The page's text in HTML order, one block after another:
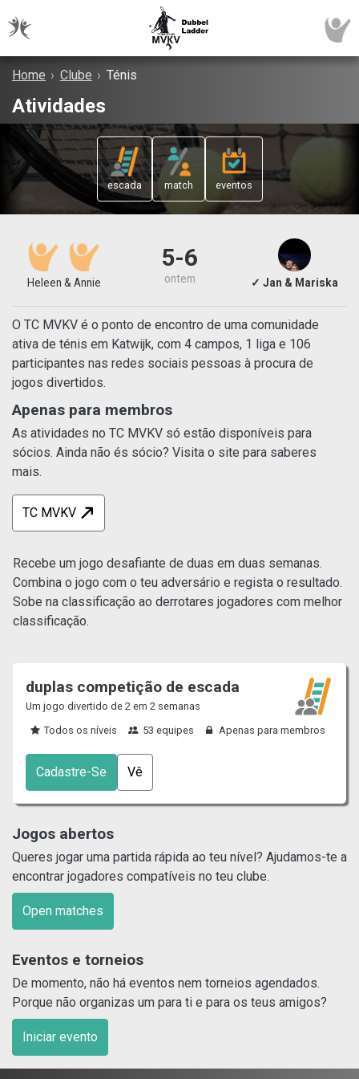
Home › Clube › Ténis
Atividades
escada match eventos
Heleen & Annie
5-6
ontem ✓ Jan & Mariska
O TC MVKV é o ponto de encontro de uma comunidade
ativa de ténis em Katwijk, com 4 campos, 1 liga e 106
participantes nas redes sociais pessoas à procura de
jogos divertidos.
Apenas para membros
As atividades no TC MVKV só estão disponíveis para
sócios. Ainda não és sócio? Visita o site para saberes
mais.
TC MVKV
Recebe um jogo desafiante de duas em duas semanas.
Combina o jogo com o teu adversário e regista o resultado.
Sobe na classificação ao derrotares jogadores com melhor
classificação.
duplas competição de escada
Um jogo divertido de 2 em 2 semanas
Todos os níveis
53 equipes Apenas para membros
Cadastre-Se Vê
Jogos abertos
Queres jogar uma partida rápida ao teu nível? Ajudamos-te a
encontrar jogadores compatíveis no teu clube.
Open matches
Eventos e torneios
De momento, não há eventos nem torneios agendados.
Porque não organizas um para ti e para os teus amigos?
Iniciar evento